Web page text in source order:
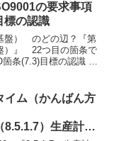
の要求事項
標の認識
盤） のどの辺？『第
）』 22つ目の箇条で
条(7.3)目標の認識 に
な...
イム（かんばん方
8.5.1.7）生産計